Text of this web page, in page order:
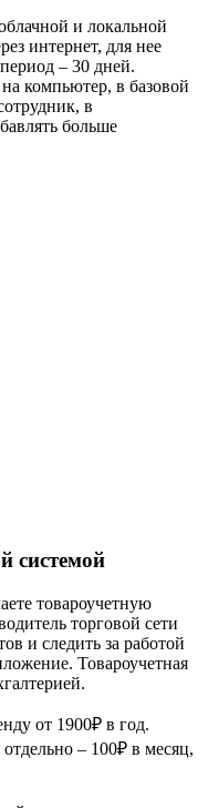
и локальной
интернет, для нее
– 30 дней.
компьютер, в базовой
в
больше
системой
товароучетную
торговой сети
и следить за работой
Товароучетная
от 1900₽ в год.
– 100₽ в месяц,